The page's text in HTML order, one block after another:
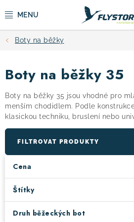
na
CYKLISTIKA
ZIMNÍ SPORTY
KOLOBĚŽKY
OBLEČENÍ A BOTY
DOPLŇKY
CAMPING
VÝPRODEJ
Boty na běžky
Boty na běžky 35
Boty na běžky 35 jsou vhodné pro
menším chodidlem. Podle
klasickou techniku, bruslení nebo
FILTROVAT PRODUKTY
Cena
Štítky
Druh běžeckých bot